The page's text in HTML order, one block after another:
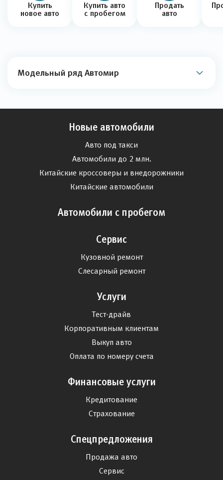
Купить
новое авто
Купить авто
с пробегом
Продать
авто
Модельный ряд Автомир
Новые автомобили
Авто под такси
Автомобили до 2 млн.
Китайские кроссоверы и внедорожники
Китайские автомобили
Автомобили с пробегом
Сервис
Кузовной ремонт
Слесарный ремонт
Услуги
Тест-драйв
Корпоративным клиентам
Выкуп авто
Оплата по номеру счета
Финансовые услуги
Кредитование
Страхование
Спецпредложения
Продажа авто
Сервис